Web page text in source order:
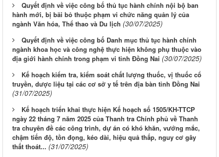
Quyết định về việc công bố thủ tục hành chính nội bộ ban
hành mới, bị bãi bỏ thuộc phạm vi chức năng quản lý của
ngành Văn hóa, Thể thao và Du lịch (30/07/2025)
Quyết định về việc công bố Danh mục thủ tục hành chính
ngành khoa học và công nghệ thực hiện không phụ thuộc vào
địa giới hành chính trong phạm vi tỉnh Đồng Nai (30/07/2025)
Kế hoạch kiểm tra, kiểm soát chất lượng thuốc, vị thuốc cổ
truyền, dược liệu tại các cơ sở y tế trên địa bàn tỉnh Đồng Nai
(31/07/2025)
Kế hoạch triển khai thực hiện Kế hoạch số 1505/KH-TTCP
ngày 22 tháng 7 năm 2025 của Thanh tra Chính phủ về Thanh
tra chuyên đề các công trình, dự án có khó khăn, vướng mắc,
chậm tiến độ, tồn đọng, kéo dài, hiệu quả thấp, nguy cơ gây
thất thoát... (31/07/2025)